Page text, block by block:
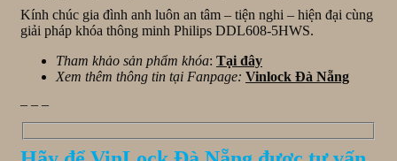
Kính chúc gia đình anh luôn an tâm – tiện nghi – hiện đại cùng
giải pháp khóa thông minh Philips DDL608-5HWS.
Tham khảo sản phẩm khóa: Tại đây
Xem thêm thông tin tại Fanpage: Vinlock Đà Nẵng